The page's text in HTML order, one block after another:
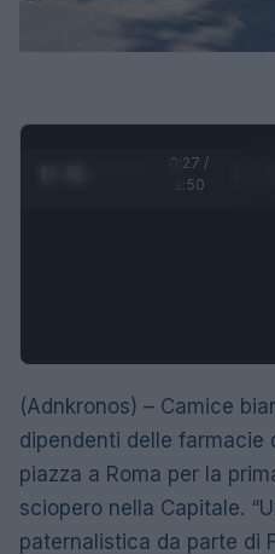
0:28 /
1:50
(Adnkronos) – Camice
dipendenti delle farmacie
piazza a Roma per la
sciopero nella Capitale.
paternalistica da parte di